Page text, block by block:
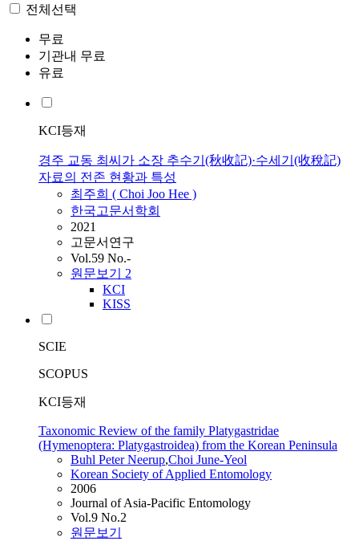
전체선택
무료
기관내 무료
유료
KCI등재
경주 교동 최씨가 소장 추수기(秋收記)·수세기(收稅記)
자료의 전존 현황과 특성
최주희 ( Choi Joo Hee )
한국고문서학회
2021
고문서연구
Vol.59 No.-
원문보기 2
KCI
KISS
SCIE
SCOPUS
KCI등재
Taxonomic Review of the family Platygastridae
(Hymenoptera: Platygastroidea) from the Korean Peninsula
Buhl Peter Neerup,Choi June-Yeol
Korean Society of Applied Entomology
2006
Journal of Asia-Pacific Entomology
Vol.9 No.2
원문보기